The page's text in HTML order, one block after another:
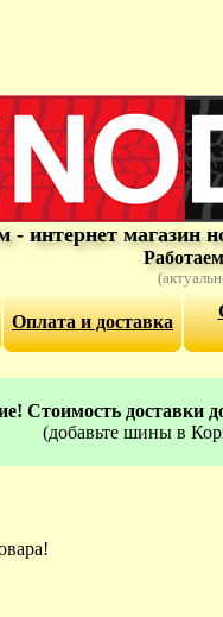
интернет магазин
Оплата и доставка
Стоимость доставки
(добавьте шины в